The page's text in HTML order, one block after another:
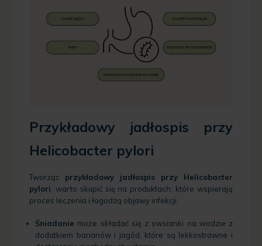
Przykładowy jadłospis przy
Helicobacter pylori
Tworząc przykładowy jadłospis przy Helicobacter
pylori, warto skupić się na produktach, które wspierają
proces leczenia i łagodzą objawy infekcji.
Śniadanie może składać się z owsianki na wodzie z
dodatkiem bananów i jagód, które są lekkostrawne i